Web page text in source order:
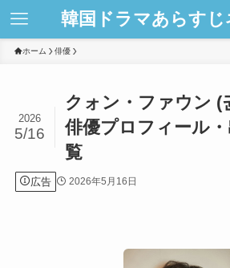
韓国ドラマあらすじ
ホーム 俳優
クォン・ファウン (
俳優プロフィール
覧
2026
5/16
広告 2026年5月16日